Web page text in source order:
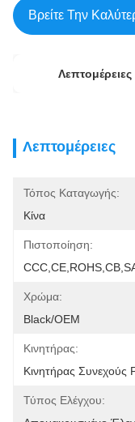
Βρείτε Την
Λεπτομέρειες
Λεπτομέρειες
Τόπος Καταγωγής:
Κίνα
Πιστοποίηση:
Χρώμα:
Black/OEM
Κινητήρας:
Κινητήρας Συνεχούς
Τύπος Ελέγχου: